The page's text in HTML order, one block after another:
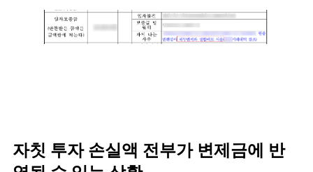
자칫 투자 손실액 전부가 변제금에 반